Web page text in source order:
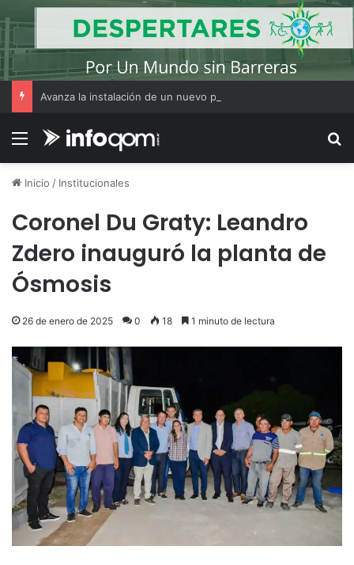
Menú
Inicio / Institucionales
Coronel Du Graty: Leandro
Zdero inauguró la planta de
Ósmosis
26 de enero de 2025 0 18 1 minuto de lectura